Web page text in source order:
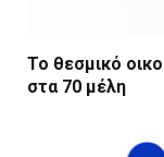
Το θεσμικό
στα 70 μέλη